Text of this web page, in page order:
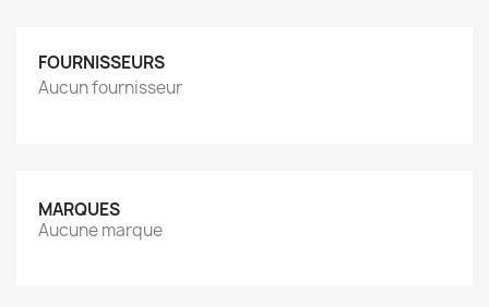
FOURNISSEURS
Aucun fournisseur
MARQUES
Aucune marque